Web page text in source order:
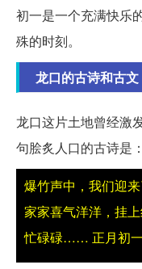
初一是一个充满快乐
殊的时刻。
龙口的古诗和古文
龙口这片土地曾经激
句脍炙人口的古诗是：
爆竹声中，我们迎
家家喜气洋洋，挂
忙碌碌…… 正月初一